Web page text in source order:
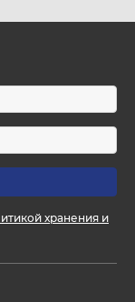
хранения и